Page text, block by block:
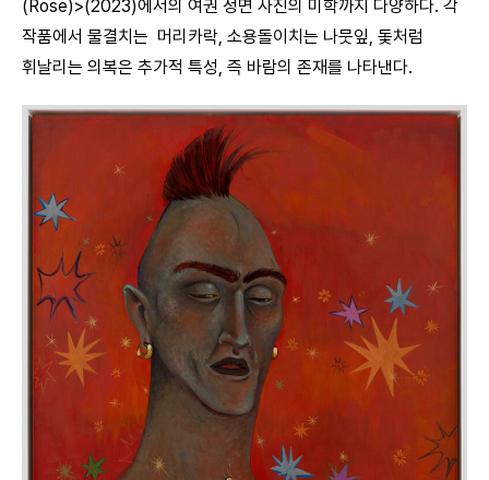
(Rose)>(2023)에서의 여권 정면 사진의 미학까지 다양하다. 각
작품에서 물결치는 머리카락, 소용돌이치는 나뭇잎, 돛처럼
휘날리는 의복은 추가적 특성, 즉 바람의 존재를 나타낸다.